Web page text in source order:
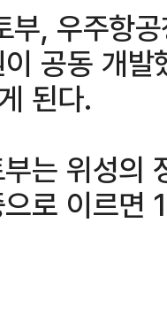
부, 우주항
공동 개
된다.
는 위성의
로 이르면